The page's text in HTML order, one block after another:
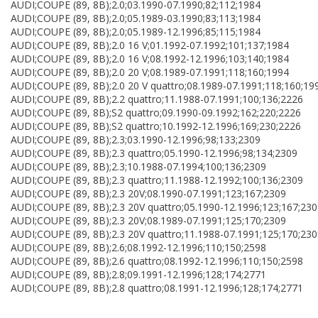
AUDI;COUPE (89, 8B);2.0;03.1990-07.1990;82;112;1984
AUDI;COUPE (89, 8B);2.0;05.1989-03.1990;83;113;1984
AUDI;COUPE (89, 8B);2.0;05.1989-12.1996;85;115;1984
AUDI;COUPE (89, 8B);2.0 16 V;01.1992-07.1992;101;137;1984
AUDI;COUPE (89, 8B);2.0 16 V;08.1992-12.1996;103;140;1984
AUDI;COUPE (89, 8B);2.0 20 V;08.1989-07.1991;118;160;1994
AUDI;COUPE (89, 8B);2.0 20 V quattro;08.1989-
AUDI;COUPE (89, 8B);2.2 quattro;11.1988-07.1991;100;136;2226
AUDI;COUPE (89, 8B);S2 quattro;09.1990-09.1992;162;220;2226
AUDI;COUPE (89, 8B);S2 quattro;10.1992-12.1996;169;230;2226
AUDI;COUPE (89, 8B);2.3;03.1990-12.1996;98;133;2309
AUDI;COUPE (89, 8B);2.3 quattro;05.1990-12.1996;98;134;2309
AUDI;COUPE (89, 8B);2.3;10.1988-07.1994;100;136;2309
AUDI;COUPE (89, 8B);2.3 quattro;11.1988-12.1992;100;136;2309
AUDI;COUPE (89, 8B);2.3 20V;08.1990-07.1991;123;167;2309
AUDI;COUPE (89, 8B);2.3 20V quattro;05.1990-
AUDI;COUPE (89, 8B);2.3 20V;08.1989-07.1991;125;170;2309
AUDI;COUPE (89, 8B);2.3 20V quattro;11.1988-
AUDI;COUPE (89, 8B);2.6;08.1992-12.1996;110;150;2598
AUDI;COUPE (89, 8B);2.6 quattro;08.1992-12.1996;110;150;2598
AUDI;COUPE (89, 8B);2.8;09.1991-12.1996;128;174;2771
AUDI;COUPE (89, 8B);2.8 quattro;08.1991-12.1996;128;174;2771